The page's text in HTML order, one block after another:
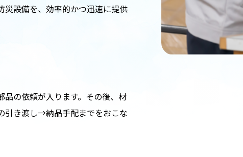
災設備を、効率的かつ迅速に提供
の依頼が入ります。その後、材
き渡し→納品手配までをおこな